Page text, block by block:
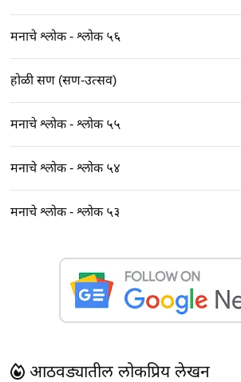
मनाचे श्लोक - श्लोक ५६
होळी सण (सण-उत्सव)
मनाचे श्लोक - श्लोक ५५
मनाचे श्लोक - श्लोक ५४
मनाचे श्लोक - श्लोक ५३
आठवड्यातील लोकप्रिय लेखन